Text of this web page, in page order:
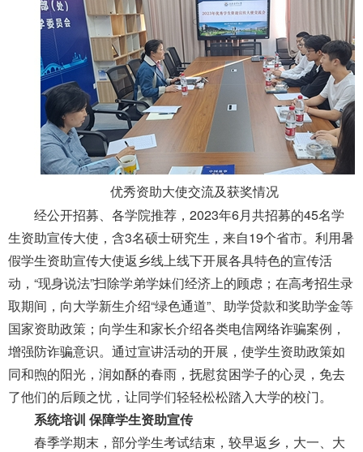
优秀资助大使交流及获奖情况
经公开招募、各学院推荐，2023年6月共招募的45名学
生资助宣传大使，含3名硕士研究生，来自19个省市。利用暑
假学生资助宣传大使返乡线上线下开展各具特色的宣传活
动，“现身说法”扫除学弟学妹们经济上的顾虑；在高考招生录
取期间，向大学新生介绍“绿色通道”、助学贷款和奖助学金等
国家资助政策；向学生和家长介绍各类电信网络诈骗案例，
增强防诈骗意识。通过宣讲活动的开展，使学生资助政策如
同和煦的阳光，润如酥的春雨，抚慰贫困学子的心灵，免去
了他们的后顾之忧，让同学们轻轻松松踏入大学的校门。
系统培训 保障学生资助宣传
春季学期末，部分学生考试结束，较早返乡，大一、大